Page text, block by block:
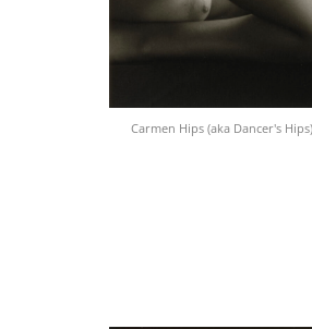
Carmen Hips (aka Dancer's